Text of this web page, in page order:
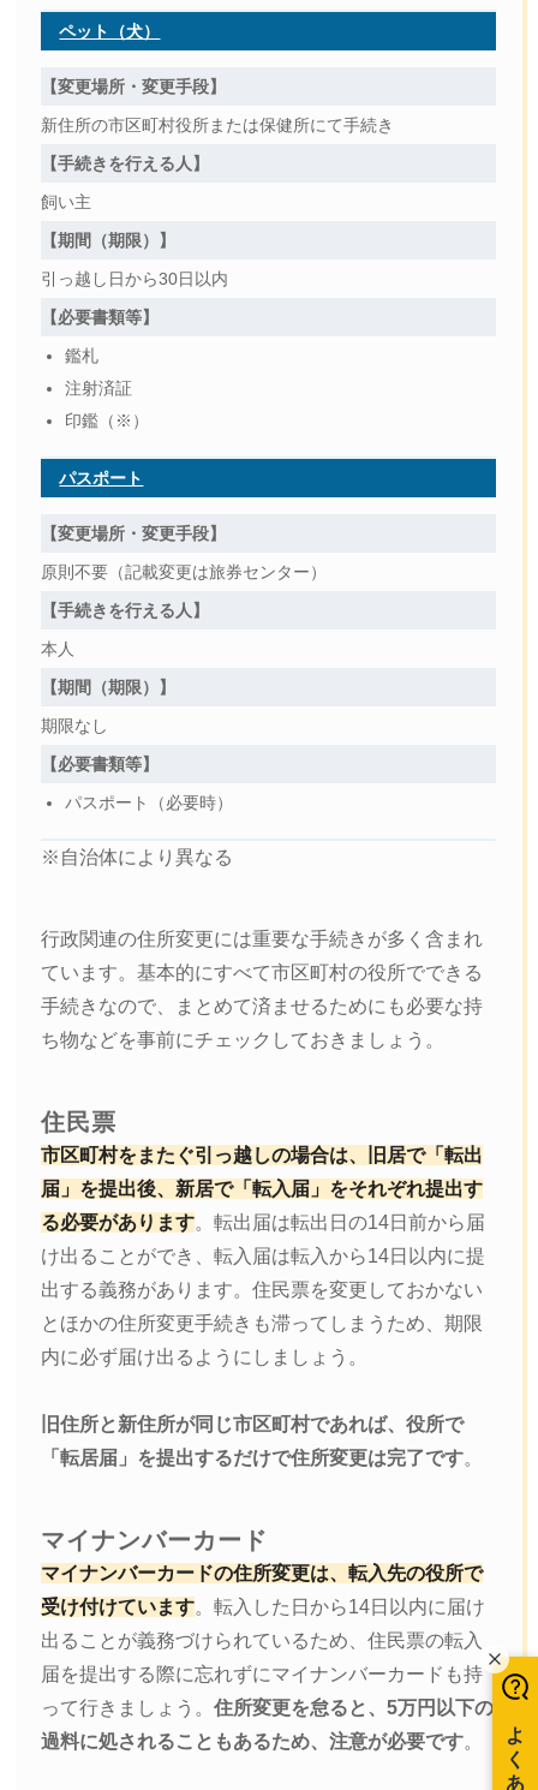
ペット（犬）
【変更場所・変更手段】
新住所の市区町村役所または保健所にて手続き
【手続きを行える人】
飼い主
【期間（期限）】
引っ越し日から30日以内
【必要書類等】
鑑札
注射済証
印鑑（※）
パスポート
【変更場所・変更手段】
原則不要（記載変更は旅券センター）
【手続きを行える人】
本人
【期間（期限）】
期限なし
【必要書類等】
パスポート（必要時）
※自治体により異なる
行政関連の住所変更には重要な手続きが多く含まれ
ています。基本的にすべて市区町村の役所でできる
手続きなので、まとめて済ませるためにも必要な持
ち物などを事前にチェックしておきましょう。
住民票
市区町村をまたぐ引っ越しの場合は、旧居で「転出
届」を提出後、新居で「転入届」をそれぞれ提出す
る必要があります。転出届は転出日の14日前から届
け出ることができ、転入届は転入から14日以内に提
出する義務があります。住民票を変更しておかない
とほかの住所変更手続きも滞ってしまうため、期限
内に必ず届け出るようにしましょう。
旧住所と新住所が同じ市区町村であれば、役所で
「転居届」を提出するだけで住所変更は完了です。
マイナンバーカード
マイナンバーカードの住所変更は、転入先の役所で
受け付けています。転入した日から14日以内に届け
出ることが義務づけられているため、住民票の転入
届を提出する際に忘れずにマイナンバーカードも持
って行きましょう。住所変更を怠ると、5万円以下の
過料に処されることもあるため、注意が必要です。